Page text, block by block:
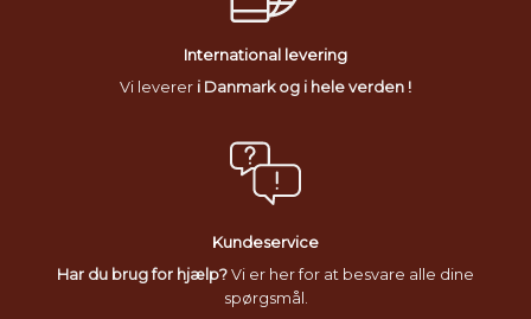
International levering
Vi leverer i Danmark og i hele verden !
Kundeservice
Har du brug for hjælp? Vi er her for at besvare alle dine
spørgsmål.